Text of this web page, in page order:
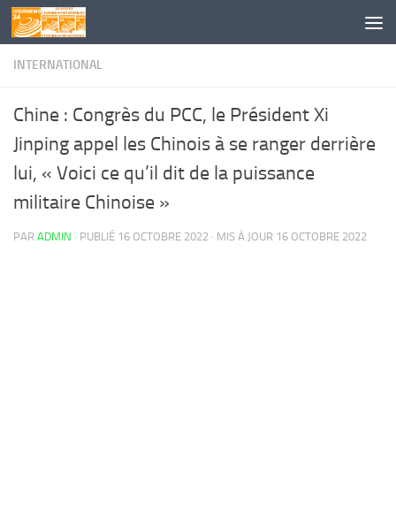
Skip to content
INTERNATIONAL
Chine : Congrès du PCC, le Président Xi
Jinping appel les Chinois à se ranger derrière
lui, « Voici ce qu’il dit de la puissance
militaire Chinoise »
PAR ADMIN · PUBLIÉ 16 OCTOBRE 2022 · MIS À JOUR 16 OCTOBRE 2022